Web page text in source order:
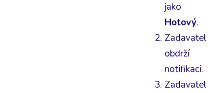
jako
Hotový.
Zadavatel
obdrží
notifikaci.
Zadavatel